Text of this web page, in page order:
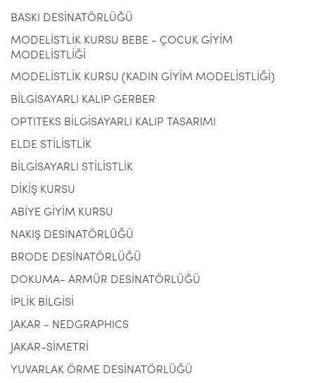
BASKI DESİNATÖRLÜĞÜ
MODELİSTLİK KURSU BEBE - ÇOCUK GİYİM
MODELİSTLİĞİ
MODELİSTLİK KURSU (KADIN GİYİM MODELİSTLİĞİ)
BİLGİSAYARLI KALIP GERBER
OPTITEKS BİLGİSAYARLI KALIP TASARIMI
ELDE STİLİSTLİK
BİLGİSAYARLI STİLİSTLİK
DİKİŞ KURSU
ABİYE GİYİM KURSU
NAKIŞ DESİNATÖRLÜĞÜ
BRODE DESİNATÖRLÜĞÜ
DOKUMA- ARMÜR DESİNATÖRLÜĞÜ
İPLİK BİLGİSİ
JAKAR - NEDGRAPHICS
JAKAR-SİMETRİ
YUVARLAK ÖRME DESİNATÖRLÜĞÜ